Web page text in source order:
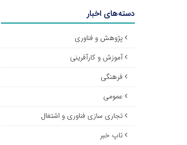
دسته‌های اخبار
پژوهش و فناوری
آموزش و کارآفرینی
فرهنگی
عمومی
تجاری سازی فناوری و اشتغال
تاپ خبر